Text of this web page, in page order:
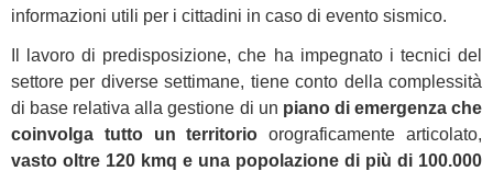
informazioni utili per i cittadini in caso di evento sismico.
Il lavoro di predisposizione, che ha impegnato i tecnici del
settore per diverse settimane, tiene conto della complessità
di base relativa alla gestione di un piano di emergenza che
coinvolga tutto un territorio orograficamente articolato,
vasto oltre 120 kmq e una popolazione di più di 100.000